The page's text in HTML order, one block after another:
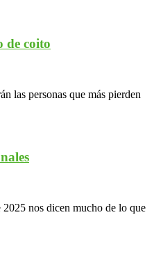
de coito
las personas que más pierden
nos dicen mucho de lo que